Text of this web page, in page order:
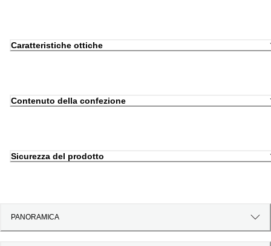
Caratteristiche ottiche
Contenuto della confezione
Sicurezza del prodotto
PANORAMICA